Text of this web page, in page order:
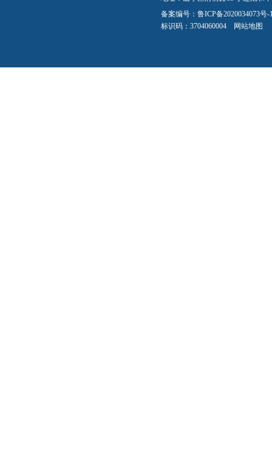
备案编号： 鲁ICP备2020034073号-
标识码：3704060004 网站地图